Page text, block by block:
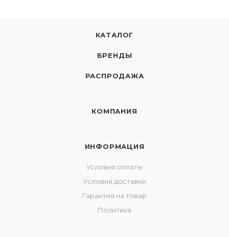
КАТАЛОГ
БРЕНДЫ
РАСПРОДАЖА
КОМПАНИЯ
ИНФОРМАЦИЯ
Условия оплаты
Условия доставки
Гарантия на товар
Политика